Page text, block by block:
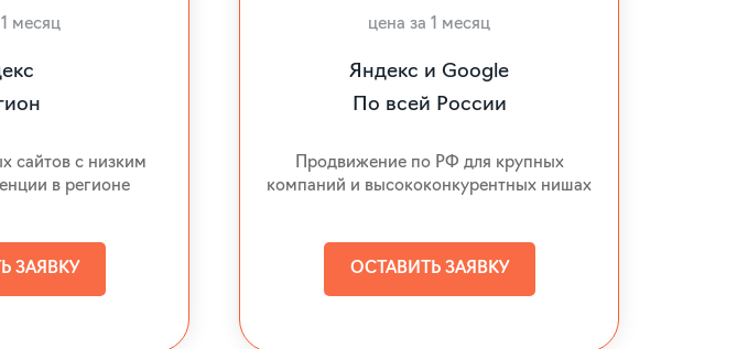
месяц
сайтов с низким
в регионе
ЗАЯВКУ
цена за 1 месяц
Яндекс и Google
По всей России
Продвижение по РФ для крупных
компаний и высококонкурентных нишах
ОСТАВИТЬ ЗАЯВКУ